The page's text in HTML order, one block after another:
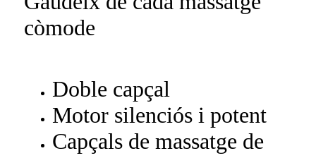
còmode
Doble capçal
Motor silenciós i potent
Capçals de massatge de